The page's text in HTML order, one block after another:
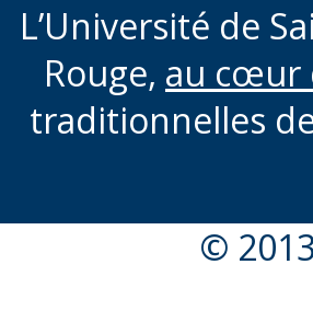
L’Université de
Rouge, au cœur
traditionnelles
©